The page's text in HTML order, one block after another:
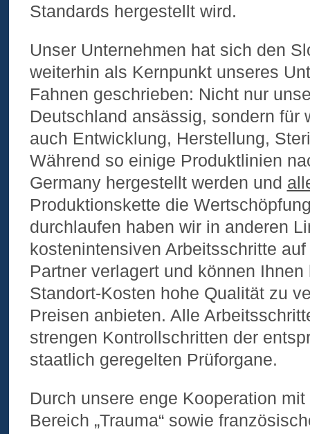
Standards hergestellt wird.
Unser Unternehmen hat sich den
weiterhin als Kernpunkt unseres
Fahnen geschrieben: Nicht nur
Deutschland ansässig, sondern für
auch Entwicklung, Herstellung,
Während so einige Produktlinien
Germany hergestellt werden und
Produktionskette die
durchlaufen haben wir in anderen
kostenintensiven Arbeitsschritte
Partner verlagert und können
Standort-Kosten hohe Qualität zu
Preisen anbieten. Alle
strengen Kontrollschritten der
staatlich geregelten Prüforgane.
Durch unsere enge Kooperation
Bereich „Trauma“ sowie